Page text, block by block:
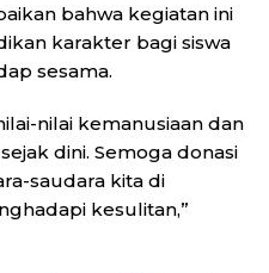
bahwa kegiatan ini
karakter bagi siswa
sesama.
nilai kemanusiaan dan
dini. Semoga donasi
saudara kita di
kesulitan,”